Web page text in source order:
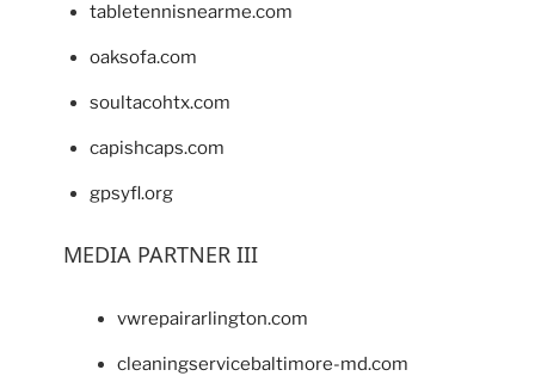
tabletennisnearme.com
oaksofa.com
soultacohtx.com
capishcaps.com
gpsyfl.org
MEDIA PARTNER III
vwrepairarlington.com
cleaningservicebaltimore-md.com